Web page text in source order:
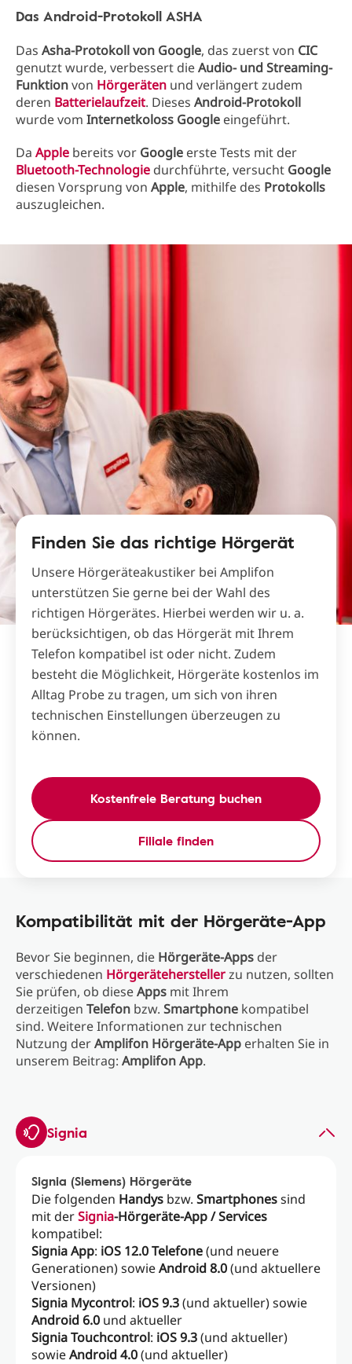
Das Android-Protokoll ASHA
Das Asha-Protokoll von Google, das zuerst von CIC
genutzt wurde, verbessert dieAudio- und Streaming-
Funktionvon Hörgeräten und verlängert zudem
deren Batterielaufzeit. Dieses Android-Protokoll
wurde vom Internetkoloss Google eingeführt.
Da Apple bereits vor Google erste Tests mit der
Bluetooth-Technologie durchführte, versucht Google
diesen Vorsprung von Apple, mithilfe des Protokolls
auszugleichen.
Finden Sie das richtige Hörgerät
Unsere Hörgeräteakustiker bei Amplifon
unterstützen Sie gerne bei der Wahl des
richtigen Hörgerätes. Hierbei werden wir u. a.
berücksichtigen, ob das Hörgerät mit Ihrem
Telefon kompatibel ist oder nicht. Zudem
besteht die Möglichkeit, Hörgeräte kostenlos im
Alltag Probe zu tragen, um sich von ihren
technischen Einstellungen überzeugen zu
können.
Kostenfreie Beratung buchen
Filiale finden
Kompatibilität mit der Hörgeräte-App
Bevor Sie beginnen, die Hörgeräte-Apps der
verschiedenen Hörgeräteherstellerzu nutzen, sollten
Sie prüfen, ob dieseApps mit Ihrem
derzeitigen Telefon bzw. Smartphone kompatibel
sind. Weitere Informationen zur technischen
Nutzung derAmplifon Hörgeräte-App erhalten Sie in
unserem Beitrag: Amplifon App.
Signia
Signia (Siemens) Hörgeräte
Die folgenden Handys bzw. Smartphonessind
mit derSignia-Hörgeräte-App / Services
kompatibel:
Signia App: iOS 12.0 Telefone(und neuere
Generationen) sowieAndroid 8.0(und aktuellere
Versionen)
Signia Mycontrol: iOS 9.3(und aktueller) sowie
Android 6.0 und aktueller
Signia Touchcontrol: iOS 9.3(und aktueller)
sowieAndroid 4.0(und aktueller)